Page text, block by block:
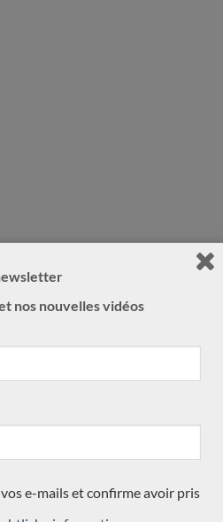
nos nouvelles vidéos
e-mails et confirme avoir pris